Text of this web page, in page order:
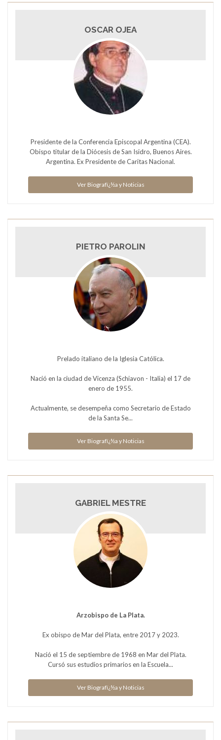
OSCAR OJEA
Presidente de la Conferencia Episcopal Argentina (CEA).
Obispo titular de la Diócesis de San Isidro, Buenos Aires.
Argentina. Ex Presidente de Caritas Nacional.
Ver Biografï¿½a y Noticias
PIETRO PAROLIN
Prelado italiano de la Iglesia Católica.
Nació en la ciudad de Vicenza (Schiavon - Italia) el 17 de
enero de 1955.
Actualmente, se desempeña como Secretario de Estado
de la Santa Se...
Ver Biografï¿½a y Noticias
GABRIEL MESTRE
Arzobispo de La Plata.
Ex obispo de Mar del Plata, entre 2017 y 2023.
Nació el 15 de septiembre de 1968 en Mar del Plata.
Cursó sus estudios primarios en la Escuela...
Ver Biografï¿½a y Noticias